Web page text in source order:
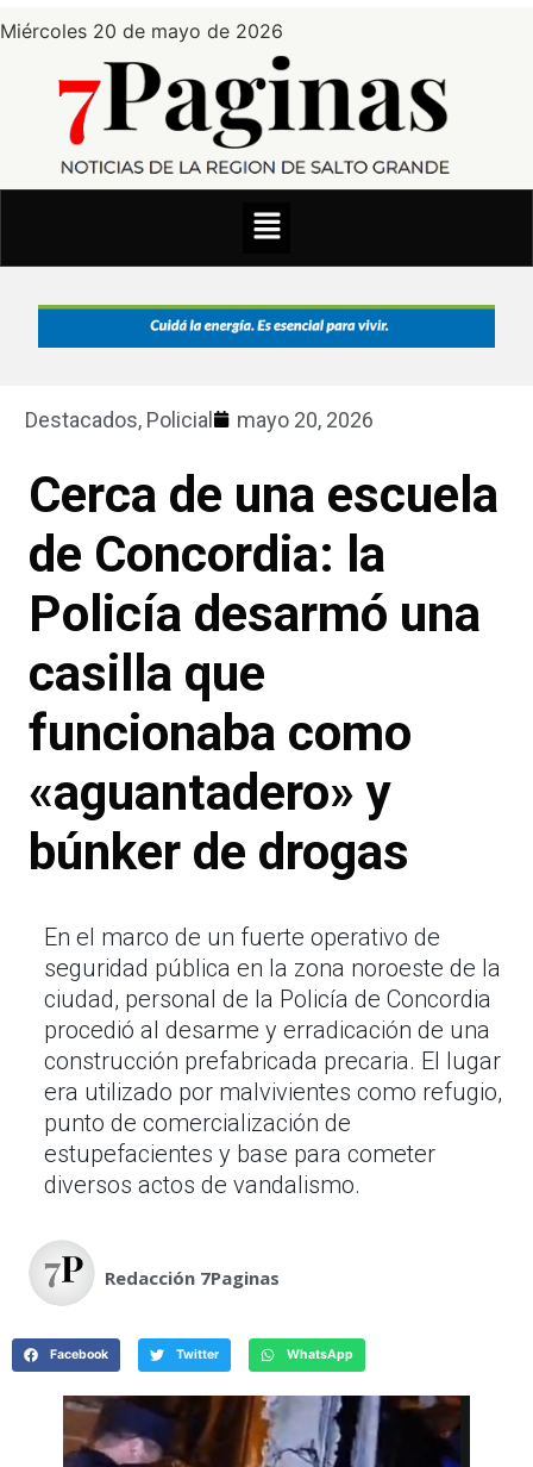
Miércoles 20 de mayo de 2026
Destacados, Policial mayo 20, 2026
Cerca de una escuela
de Concordia: la
Policía desarmó una
casilla que
funcionaba como
«aguantadero» y
búnker de drogas
En el marco de un fuerte operativo de
seguridad pública en la zona noroeste de la
ciudad, personal de la Policía de Concordia
procedió al desarme y erradicación de una
construcción prefabricada precaria. El lugar
era utilizado por malvivientes como refugio,
punto de comercialización de
estupefacientes y base para cometer
diversos actos de vandalismo.
Redacción 7Paginas
Facebook Twitter WhatsApp